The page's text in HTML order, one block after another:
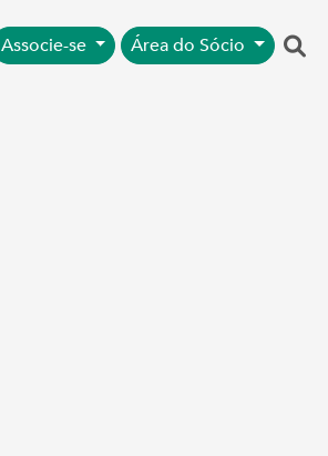
Associe-se Área do Sócio